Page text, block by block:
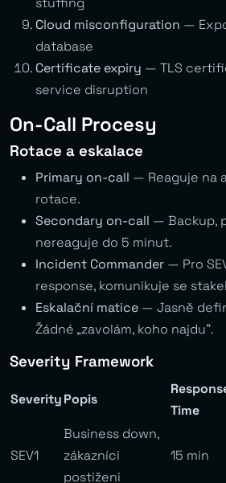
Cloud misconfiguration —
database
Certificate expiry — TLS
service disruption
On-Call Procesy
Rotace a eskalace
Primary on-call — Reaguje na
rotace.
Secondary on-call — Backup,
nereaguje do 5 minut.
Incident Commander — Pro
response, komunikuje se
Eskalační matice — Jasně
Žádné „zavolám, koho najdu”.
Severity Framework
SeverityPopis
Time
SEV1
Business down,
zákazníci
postiženi
15 min